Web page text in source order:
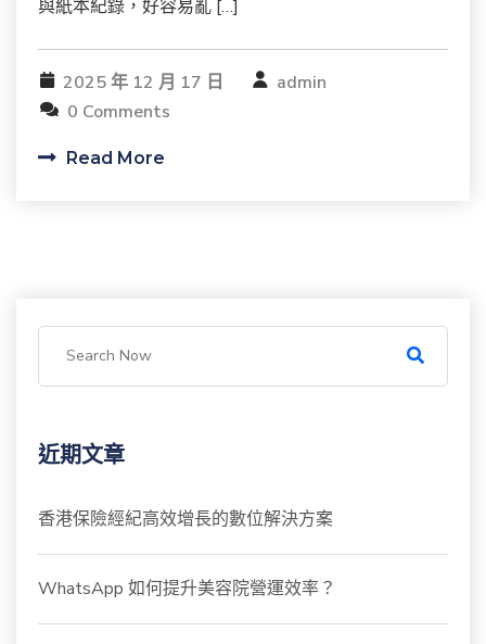
與紙本紀錄，好容易亂 […]
2025 年 12 月 17 日
admin
0 Comments
Read More
近期文章
香港保險經紀高效增長的數位解決方案
WhatsApp 如何提升美容院營運效率？